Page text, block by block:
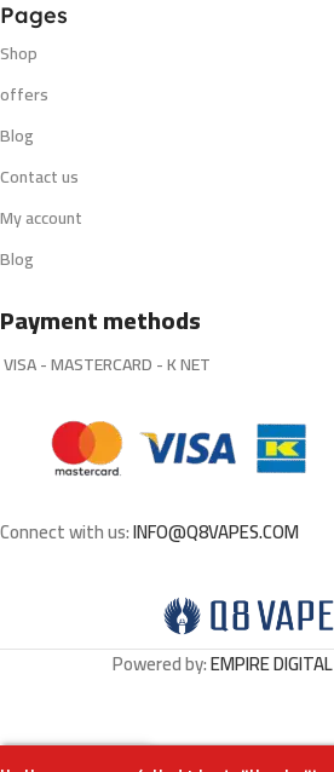
Pages
Shop
offers
Blog
Contact us
My account
Blog
Payment methods
VISA - MASTERCARD - K NET
Connect with us:INFO@Q8VAPES.COM
Powered by:EMPIRE